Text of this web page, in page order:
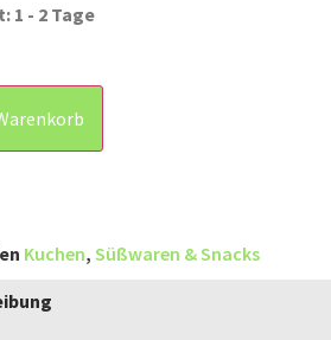
1 - 2 Tage
Kuchen, Süßwaren & Snacks